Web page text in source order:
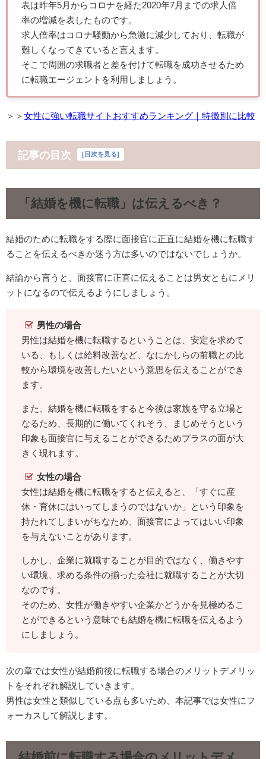
表は昨年5月からコロナを経た2020年7月までの求人倍
率の増減を表したものです。
求人倍率はコロナ騒動から急激に減少しており、転職が
難しくなってきていると言えます。
そこで周囲の求職者と差を付けて転職を成功させるため
に転職エージェントを利用しましょう。
＞＞ 女性に強い転職サイトおすすめランキング｜特徴別に比較
記事の目次 [目次を見る]
「結婚を機に転職」は伝えるべき？
結婚のために転職をする際に面接官に正直に結婚を機に転職す
ることを伝えるべきか迷う方は多いのではないでしょうか。
結論から言うと、面接官に正直に伝えることは男女ともにメリ
ットになるので伝えるようにしましょう。
男性の場合
男性は結婚を機に転職するということは、安定を求めて
いる、もしくは給料改善など、なにかしらの前職との比
較から環境を改善したいという意思を伝えることができ
ます。
また、結婚を機に転職をすると今後は家族を守る立場と
なるため、長期的に働いてくれそう、まじめそうという
印象も面接官に与えることができるためプラスの面が大
きく現れます。
女性の場合
女性は結婚を機に転職をすると伝えると、「すぐに産
休・育休にはいってしまうのではないか」という印象を
持たれてしまいがちなため、面接官によってはいい印象
を与えないことがあります。
しかし、企業に就職することが目的ではなく、働きやす
い環境、求める条件の揃った会社に就職することが大切
なのです。
そのため、女性が働きやすい企業かどうかを見極めるこ
とができるという意味でも結婚を機に転職を伝えるよう
にしましょう。
次の章では女性が結婚前後に転職する場合のメリットデメリッ
トをそれぞれ解説していきます。
男性は女性と類似している点も多いため、本記事では女性にフ
ォーカスして解説します。